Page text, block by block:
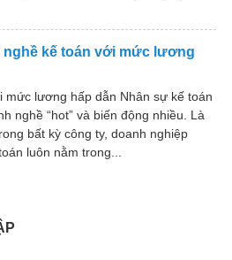
nghề kế toán với mức lương
mức lương hấp dẫn Nhân sự kế toán
nghề “hot” và biến động nhiều. Là
bất kỳ công ty, doanh nghiệp
luôn nằm trong...